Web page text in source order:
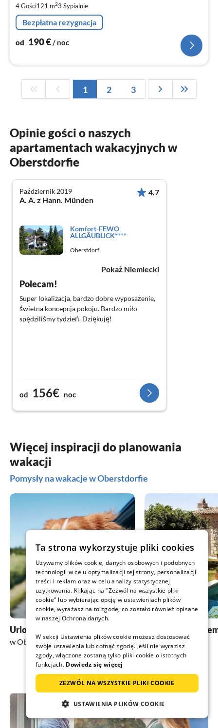
4 Gości121 m23 Sypialnie
Bezpłatna rezygnacja
od 190€/ noc
1 2 3
Opinie gości o naszych
apartamentach wakacyjnych w
Oberstdorfie
Październik 2019
A. A. z Hann. Münden
4.7
Komfort-FEWO
ALLGÄUBLICK****
Oberstdorf
Pokaż Niemiecki
Polecam!
Super lokalizacja, bardzo dobre wyposażenie,
świetna koncepcja pokoju. Bardzo miło
spędziliśmy tydzień. Dziękuję!
od 156€ noc
Więcej inspiracji do planowania
wakacji
Pomysły na wakacje w Oberstdorfie
Urlop z psem
w Oberstdorfie
Obiekty z
w Oberstdorfie
Ta strona wykorzystuje pliki cookies
Używamy plików cookie, danych osobowych i podobnych
technologii w celu optymalizacji tej strony, personalizacji
treści i reklam oraz w celu analizy statystycznej
użytkowania. Klikając na "Zezwól na wszystkie pliki
cookie" lub wybierając opcję w ustawieniach plików
cookie, wyrażasz na to zgodę, co zostało również opisane
w naszej Ochrona danych.
W sekcji Ustawienia plików cookie możesz dostosować
swoje ustawienia lub cofnąć zgodę. Jeśli nie wyrazisz
zgody, włączone zostaną tylko pliki cookie o istotnych
funkcjach. Dowiedz się więcej
ZEZWÓL NA WSZYSTKIE PLIKI COOKIE
USTAWIENIA PLIKÓW COOKIE